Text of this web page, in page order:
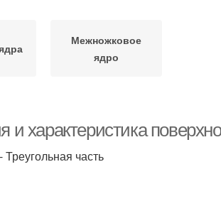
Межножковое
ядро
и характеристика
часть